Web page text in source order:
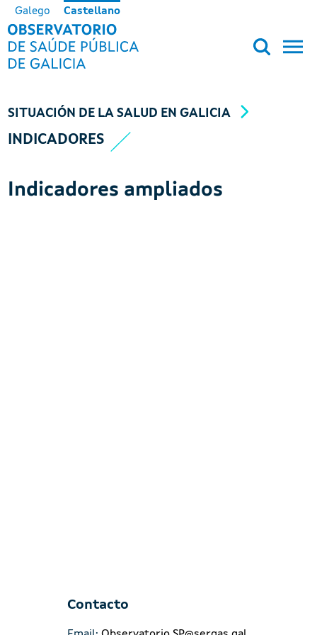
Pasar al contenido principal
Galego Castellano
OBSERVATORIO DE SALUD
SITUACIÓN DE LA SALUD EN GALICIA
INDICADORES
Indicadores ampliados
Contacto